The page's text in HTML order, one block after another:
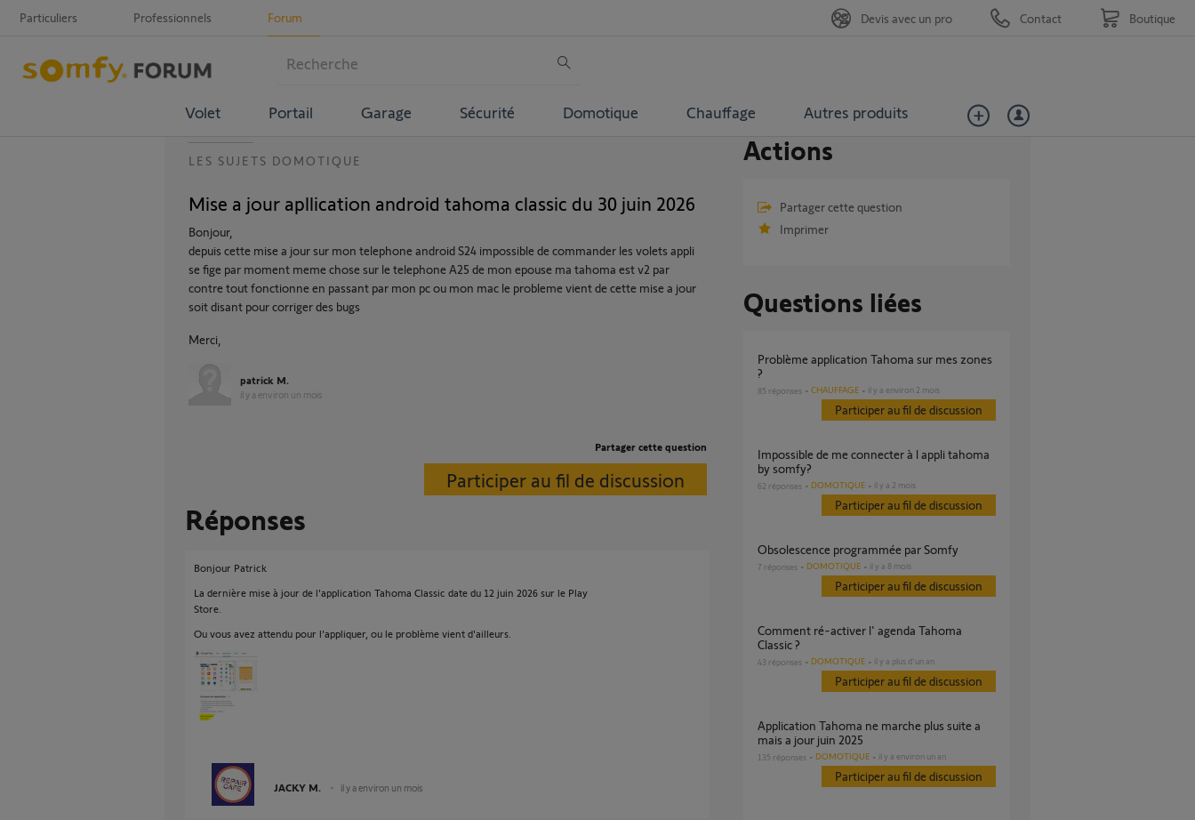
Particuliers Professionnels Forum
Volet Portail Garage Sécurité Domotique Chauffage Autres produits
Devis avec un pro Contact Boutique
LES SUJETS DOMOTIQUE
Mise a jour apllication android tahoma classic du 30 juin 2026
Bonjour,
depuis cette mise a jour sur mon telephone android S24 impossible de commander les volets appli
se fige par moment meme chose sur le telephone A25 de mon epouse ma tahoma est v2 par
contre tout fonctionne en passant par mon pc ou mon mac le probleme vient de cette mise a jour
soit disant pour corriger des bugs
Merci,
patrick M.
il y a environ un mois
Partager cette question
Participer au fil de discussion
Réponses
Bonjour Patrick
La dernière mise à jour de l'application Tahoma Classic date du 12 juin 2026 sur le Play
Store.
Ou vous avez attendu pour l'appliquer, ou le problème vient d'ailleurs.
JACKY M. il y a environ un mois
Actions
Partager cette question
Imprimer
Questions liées
Problème application Tahoma sur mes zones
?
85 réponses CHAUFFAGE il y a environ 2 mois
Participer au fil de discussion
Impossible de me connecter à l appli tahoma
by somfy?
62 réponses DOMOTIQUE il y a 2 mois
Participer au fil de discussion
Obsolescence programmée par Somfy
7 réponses DOMOTIQUE il y a 8 mois
Participer au fil de discussion
Comment ré-activer l' agenda Tahoma
Classic ?
43 réponses DOMOTIQUE il y a plus d'un an
Participer au fil de discussion
Application Tahoma ne marche plus suite a
mais a jour juin 2025
135 réponses DOMOTIQUE il y a environ un an
Participer au fil de discussion